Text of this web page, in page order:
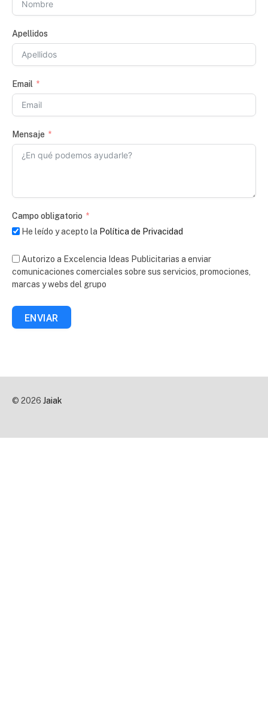
Apellidos
Email
Mensaje
Campo obligatorio
He leído y acepto la Política de Privacidad
Autorizo a Excelencia Ideas Publicitarias a enviar
comunicaciones comerciales sobre sus servicios, promociones,
marcas y webs del grupo
ENVIAR
© 2026 Jaiak